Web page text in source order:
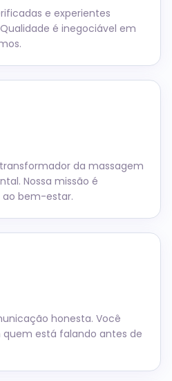
e experientes
é inegociável em
da massagem
Nossa missão é
bem-estar.
honesta. Você
está falando antes de